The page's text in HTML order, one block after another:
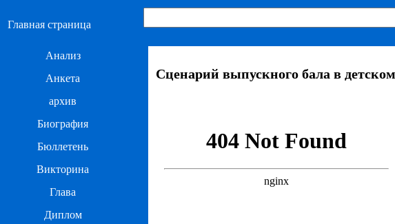
Главная страница
Анализ
Анкета
архив
Биография
Бюллетень
Викторина
Глава
Диплом
Сценарий выпускного бала в